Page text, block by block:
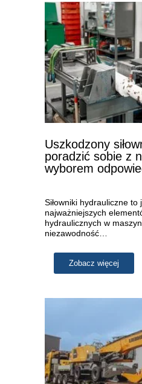
Uszkodzony
poradzić sobie z
wyborem
Siłowniki hydrauliczne to
najważniejszych
hydraulicznych w
niezawodność…
Zobacz więcej